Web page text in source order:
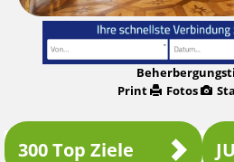
Print
Fotos
300 Top Ziele